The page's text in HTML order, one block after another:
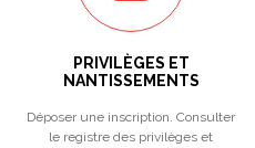
PRIVILÈGES ET
NANTISSEMENTS
Déposer une inscription. Consulter
le registre des privilèges et